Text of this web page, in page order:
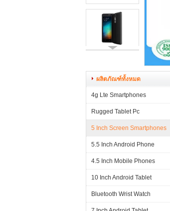
ผลิตภัณฑ์ทั้งหมด
4g Lte Smartphones
Rugged Tablet Pc
5 Inch Screen Smartphones
5.5 Inch Android Phone
4.5 Inch Mobile Phones
10 Inch Android Tablet
Bluetooth Wrist Watch